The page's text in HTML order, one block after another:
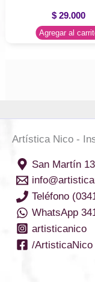
$ 29.000
Agregar al
Artística Nico -
San Martín
Teléfono
WhatsApp
artisticanico
/ArtisticaNico